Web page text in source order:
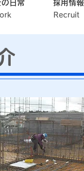
日常 採用情報
Recruit